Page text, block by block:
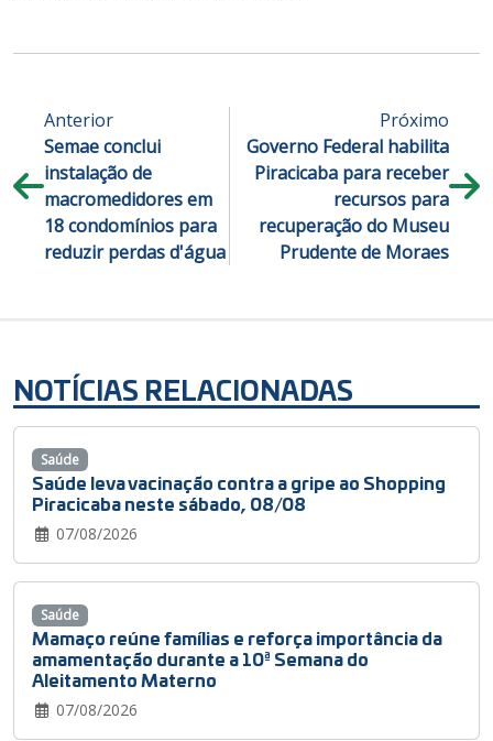
Anterior
Semae conclui
instalação de
macromedidores em
18 condomínios para
reduzir perdas d'água
Próximo
Governo Federal habilita
Piracicaba para receber
recursos para
recuperação do Museu
Prudente de Moraes
NOTÍCIAS RELACIONADAS
Saúde leva vacinação contra a gripe ao Shopping
Piracicaba neste sábado, 08/08
07/08/2026
Saúde
Mamaço reúne famílias e reforça importância da
amamentação durante a 10ª Semana do
Aleitamento Materno
07/08/2026
Saúde